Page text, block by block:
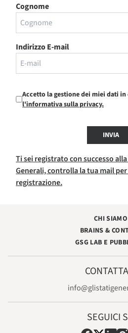
Cognome
Indirizzo E-mail
Accetto la gestione dei miei dati
l'informativa sulla privacy.
INVIA
Ti sei registrato con successo
Generali, controlla la tua mail
registrazione.
CHI SIAMO
BRAINS &
GSG LAB E
SEGUICI